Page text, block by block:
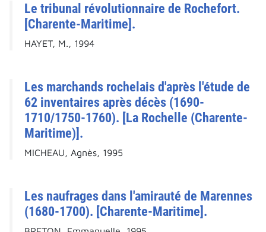
Le tribunal révolutionnaire de Rochefort.
[Charente-Maritime].
HAYET, M., 1994
Les marchands rochelais d'après l'étude de
62 inventaires après décès (1690-
1710/1750-1760). [La Rochelle (Charente-
Maritime)].
MICHEAU, Agnès, 1995
Les naufrages dans l'amirauté de Marennes
(1680-1700). [Charente-Maritime].